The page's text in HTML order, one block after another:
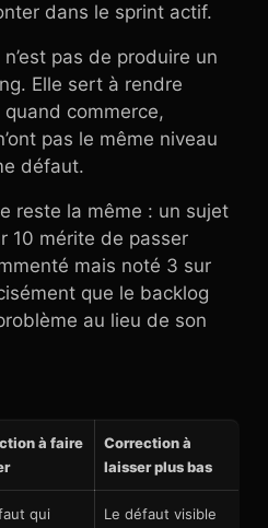
dans le sprint actif.
pas de produire un
Elle sert à rendre
commerce,
pas le même niveau
défaut.
reste la même : un sujet
10 mérite de passer
mais noté 3 sur
que le backlog
au lieu de son
à faire
Correction à
laisser plus bas
qui
Le défaut visible